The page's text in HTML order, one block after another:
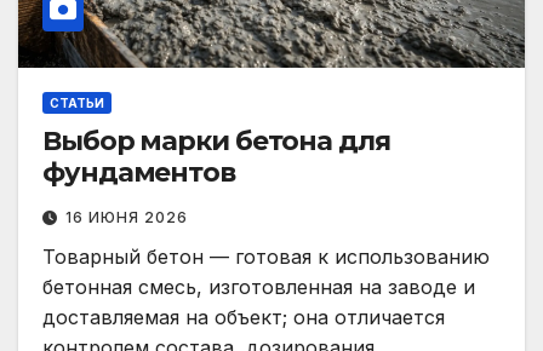
СТАТЬИ
Выбор марки бетона для
фундаментов
16 ИЮНЯ 2026
Товарный бетон — готовая к использованию
бетонная смесь, изготовленная на заводе и
доставляемая на объект; она отличается